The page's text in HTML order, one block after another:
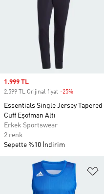
Sale price
1.999 TL
2.599 TL Orijinal fiyat -25%
Essentials Single Jersey Tapered
Cuff Eşofman Altı
Erkek Sportswear
2 renk
Sepette %10 İndirim